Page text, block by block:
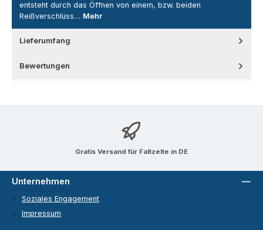
entsteht durch das Öffnen von einem, bzw. beiden
Reißverschlüss… Mehr
Lieferumfang
Bewertungen
Gratis Versand für Faltzelte in DE
Unternehmen
Soziales Engagement
Impressum